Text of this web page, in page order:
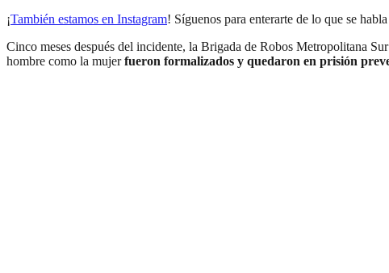
¡También estamos en Instagram! Síguenos para enterarte de lo que se
Cinco meses después del incidente, la Brigada de Robos Metropolitana
hombre como la mujerfueron formalizados y quedaron en prisión